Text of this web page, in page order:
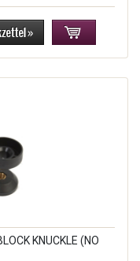
KNUCKLE (NO